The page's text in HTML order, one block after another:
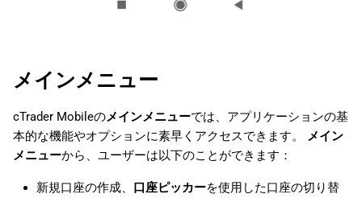
メインメニュー
cTrader Mobileのメインメニューでは、アプリケーションの基
本的な機能やオプションに素早くアクセスできます。 メイン
メニューから、ユーザーは以下のことができます：
新規口座の作成、 口座ピッカーを使用した口座の切り替